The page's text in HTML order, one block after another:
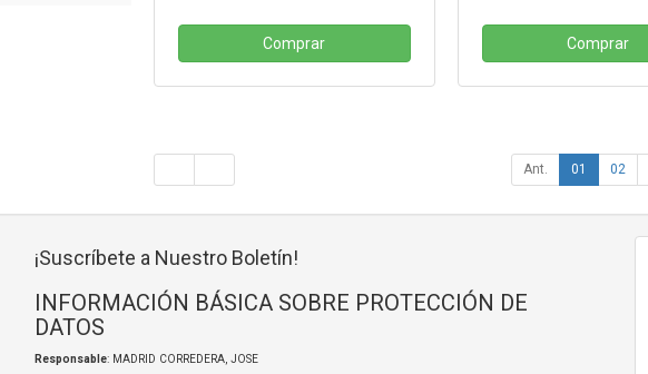
Comprar Comprar
Ant. 01 02
¡Suscríbete a Nuestro Boletín!
INFORMACIÓN BÁSICA SOBRE PROTECCIÓN DE
DATOS
Responsable: MADRID CORREDERA, JOSE